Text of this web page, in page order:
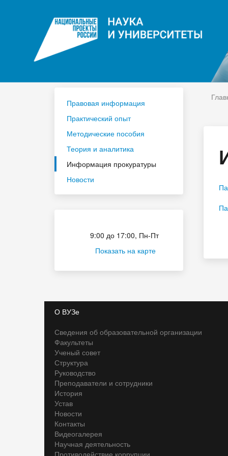
Расписание
Год педагога и наставника 2023
Правовая информация
Практический опыт
Методические пособия
Теория и аналитика
Информация прокуратуры
Новости
9:00 до 17:00, Пн-Пт
Показать на карте
О ВУЗе
Сведения об образовательной организации
Факультеты
Ученый совет
Структура
Руководство
Преподаватели и сотрудники
История
Устав
Новости
Контакты
Видеогалерея
Научная деятельность
Противодействие коррупции